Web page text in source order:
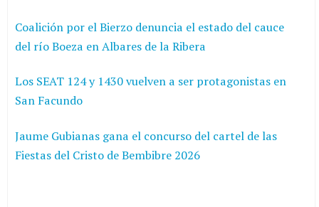
Coalición por el Bierzo denuncia el estado del cauce
del río Boeza en Albares de la Ribera
Los SEAT 124 y 1430 vuelven a ser protagonistas en
San Facundo
Jaume Gubianas gana el concurso del cartel de las
Fiestas del Cristo de Bembibre 2026